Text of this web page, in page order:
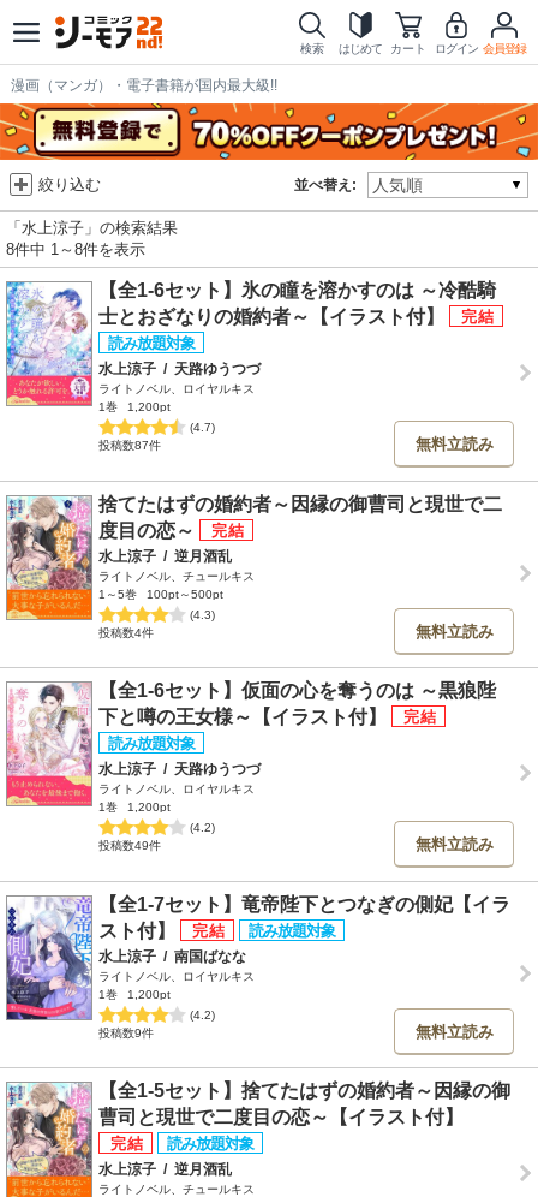
検索 はじめて カート ログイン 会員登録
漫画（マンガ）・電子書籍が国内最大級!!
並べ替え:
絞り込む
「水上涼子」の検索結果
8件中 1～8件を表示
【全1-6セット】氷の瞳を溶かすのは ～冷酷騎
士とおざなりの婚約者～【イラスト付】
水上涼子 / 天路ゆうつづ
ライトノベル、ロイヤルキス
1巻
1,200pt
(4.7)
投稿数87件
無料立読み
捨てたはずの婚約者～因縁の御曹司と現世で二
度目の恋～
水上涼子 / 逆月酒乱
ライトノベル、チュールキス
1～5巻
100pt～500pt
(4.3)
投稿数4件
無料立読み
【全1-6セット】仮面の心を奪うのは ～黒狼陛
下と噂の王女様～【イラスト付】
水上涼子 / 天路ゆうつづ
ライトノベル、ロイヤルキス
1巻
1,200pt
(4.2)
投稿数49件
無料立読み
【全1-7セット】竜帝陛下とつなぎの側妃【イラ
スト付】
水上涼子 / 南国ばなな
ライトノベル、ロイヤルキス
1巻
1,200pt
(4.2)
投稿数9件
無料立読み
【全1-5セット】捨てたはずの婚約者～因縁の御
曹司と現世で二度目の恋～【イラスト付】
水上涼子 / 逆月酒乱
ライトノベル、チュールキス